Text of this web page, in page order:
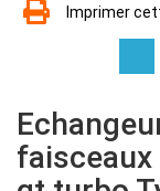
Imprimer
faisceaux